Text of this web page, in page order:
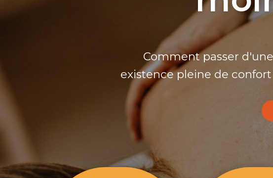
Comment passer
existence pleine de